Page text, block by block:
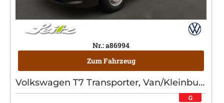
Nr.: a86994
Zum Fahrzeug
Volkswagen T7 Transporter, Van/Kleinbus, Diesel, Automatik, Weiß
G